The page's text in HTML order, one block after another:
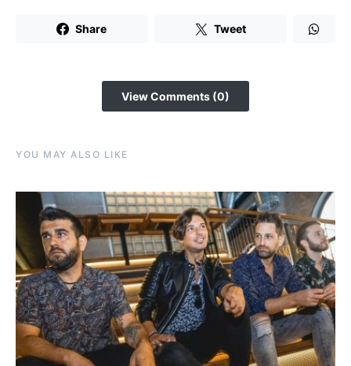
Share Tweet
View Comments (0)
YOU MAY ALSO LIKE